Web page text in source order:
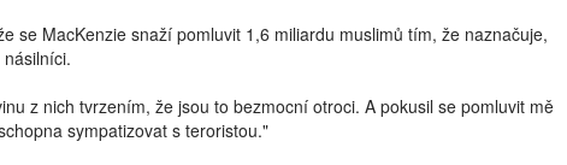
se MacKenzie snaží pomluvit 1,6 miliardu muslimů tím, že naznačuje,
z nich tvrzením, že jsou to bezmocní otroci. A pokusil se pomluvit mě
sympatizovat s teroristou."